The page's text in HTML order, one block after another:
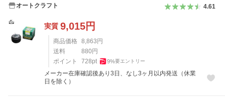
オートクラフト 4.61
実質 9,015円
商品価格 8,863 円
送料
880 円
ポイント
728pt 9%要エントリー
メーカー在庫確認後あり3日、なし3ヶ月以内発送（休業
日を除く）